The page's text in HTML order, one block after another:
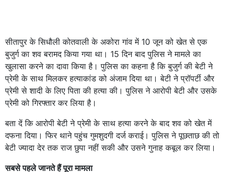
सीतापुर के सिधौली कोतवाली के अकोरा गांव में 10 जून को खेत से एक
बुजुर्ग का शव बरामद किया गया था। 15 दिन बाद पुलिस ने मामले का
खुलासा करने का दावा किया है। पुलिस का कहना है कि बुजुर्ग की बेटी ने
प्रेमी के साथ मिलकर हत्याकांड को अंजाम दिया था। बेटी ने प्रॉपर्टी और
प्रेमी से शादी के लिए पिता की हत्या की। पुलिस ने आरोपी बेटी और उसके
प्रेमी को गिरफ्तार कर लिया है।
बता दें कि आरोपी बेटी ने प्रेमी के साथ हत्या करने के बाद शव को खेत में
दफना दिया। फिर थाने पहुंच गुमशुदगी दर्ज कराई। पुलिस ने पूछताछ की तो
बेटी ज्यादा देर तक राज छुपा नहीं सकी और उसने गुनाह कबूल कर लिया।
सबसे पहले जानते हैं पूरा मामला